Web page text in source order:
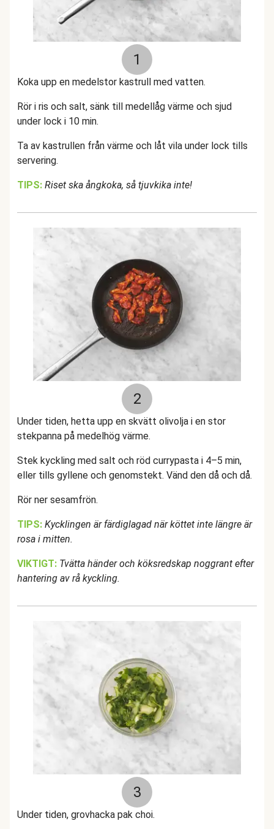
1
Koka upp en medelstor kastrull med vatten.
Rör i ris och salt, sänk till medellåg värme och sjud
under lock i 10 min.
Ta av kastrullen från värme och låt vila under lock tills
servering.
TIPS: Riset ska ångkoka, så tjuvkika inte!
2
Under tiden, hetta upp en skvätt olivolja i en stor
stekpanna på medelhög värme.
Stek kyckling med salt och röd currypasta i 4–5 min,
eller tills gyllene och genomstekt. Vänd den då och då.
Rör ner sesamfrön.
TIPS: Kycklingen är färdiglagad när köttet inte längre är
rosa i mitten.
VIKTIGT: Tvätta händer och köksredskap noggrant efter
hantering av rå kyckling.
3
Under tiden, grovhacka pak choi.